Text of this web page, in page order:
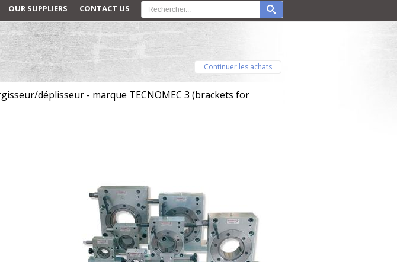
OUR SUPPLIERS CONTACT US
Continuer les achats
déplisseur - marque TECNOMEC 3 (brackets for